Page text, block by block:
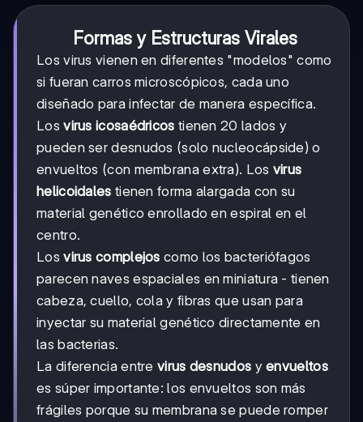
Formas y Estructuras Virales
Los virus vienen en diferentes "modelos" como
si fueran carros microscópicos, cada uno
diseñado para infectar de manera específica.
Losvirus icosaédricos tienen 20 lados y
pueden ser desnudos (solo nucleocápside) o
envueltos (con membrana extra). Los virus
helicoidales tienen forma alargada con su
material genético enrollado en espiral en el
centro.
Losvirus complejos como los bacteriófagos
parecen naves espaciales en miniatura - tienen
cabeza, cuello, cola y fibras que usan para
inyectar su material genético directamente en
las bacterias.
La diferencia entre virus desnudos yenvueltos
es súper importante: los envueltos son más
frágiles porque su membrana se puede romper